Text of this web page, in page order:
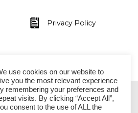
Privacy Policy
SÃO PAULO
use cookies on our website to
you the most relevant experience
remembering your preferences and
visits. By clicking “Accept All”,
consent to the use of ALL the